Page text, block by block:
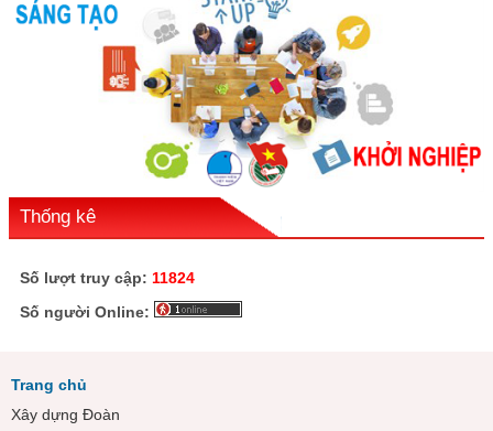
Thống kê
Số lượt truy cập: 11824
Số người Online:
Trang chủ
Xây dựng Đoàn